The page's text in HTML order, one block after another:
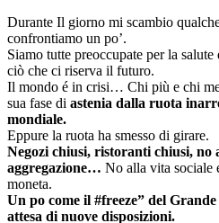
Durante Il giorno mi scambio
confrontiamo un po’.
Siamo tutte preoccupate per la
ciò che ci riserva il futuro.
Il mondo é in crisi… Chi più e chi
sua fase di astenia dalla ruota
mondiale.
Eppure la ruota ha smesso di girare.
Negozi chiusi, ristoranti chiusi, no
aggregazione… No alla vita sociale
moneta.
Un po come il #freeze” del
attesa di nuove disposizioni.